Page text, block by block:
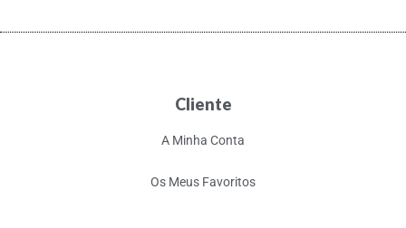
Cliente
A Minha Conta
Os Meus Favoritos